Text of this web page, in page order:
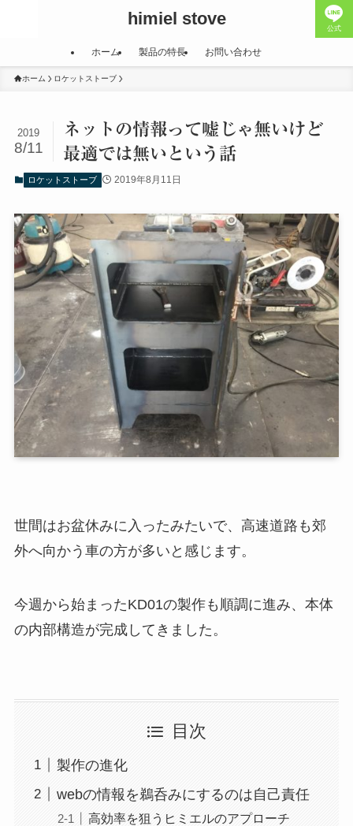
himiel stove 公式
ホーム 製品の特長 お問い合わせ
ホーム ロケットストーブ
ネットの情報って嘘じゃ無いけど
最適では無いという話
2019
8/11
ロケットストーブ 2019年8月11日
世間はお盆休みに入ったみたいで、高速道路も郊
外へ向かう車の方が多いと感じます。
今週から始まったKD01の製作も順調に進み、本体
の内部構造が完成してきました。
目次
製作の進化
webの情報を鵜呑みにするのは自己責任
高効率を狙うヒミエルのアプローチ